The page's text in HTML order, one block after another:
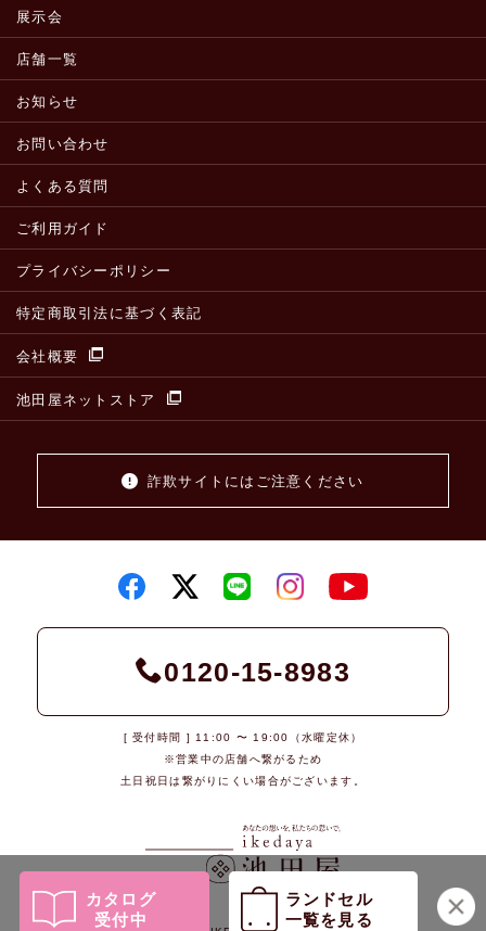
カタログ
受付中
ランドセル
一覧を見る
展示会
店舗一覧
お知らせ
お問い合わせ
よくある質問
ご利用ガイド
プライバシーポリシー
特定商取引法に基づく表記
会社概要
池田屋ネットストア
詐欺サイトにはご注意ください
0120-15-8983
[ 受付時間 ] 11:00 〜 19:00（水曜定休）
※営業中の店舗へ繋がるため
土日祝日は繋がりにくい場合がございます。